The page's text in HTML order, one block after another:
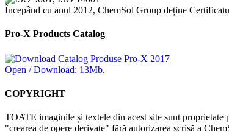
Începând cu anul 2012, ChemSol Group deține
Pro-X Products Catalog
Open / Download: 13Mb.
COPYRIGHT
TOATE imaginile și textele din acest site sunt proprietate
"crearea de opere derivate" fără autorizarea scrisă a